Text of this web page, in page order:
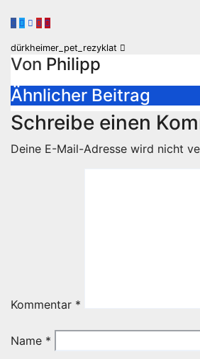
Beitragsnavigation
dürkheimer_pet_rezyklat
Von Philipp
Ähnlicher Beitrag
Schreibe einen
Deine E-Mail-Adresse wird nicht
Kommentar *
Name *